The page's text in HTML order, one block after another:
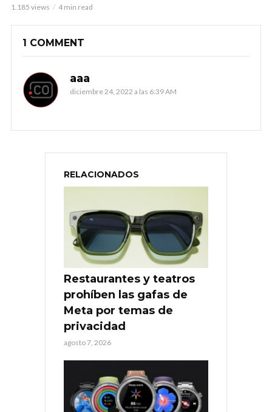
1.185 views 4 min read
1 COMMENT
aaa
diciembre 24, 2022 a las 6:39 AM
RELACIONADOS
Restaurantes y teatros
prohíben las gafas de
Meta por temas de
privacidad
agosto 7, 2026